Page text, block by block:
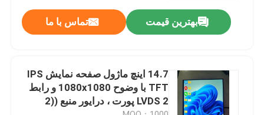
با ما تماس بگیرید
درخواست نقل قول
نمایشگر LCD TFT
بهترین قیمت تماس با ما
14.7 اینچ ماژول صفحه نمایش IPS
TFT با وضوح 1080x1080 و رابط
LVDS 2 پورت ، درایور منبع ((2